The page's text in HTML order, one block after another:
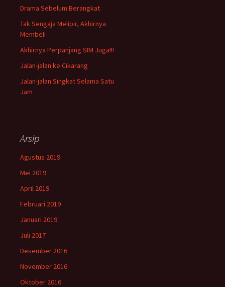
Drama Sebelum Berangkat
Tak Sengaja Melipir, Akhirnya
Membeli
Akhirnya Perpanjang SIM Juga!!!
Jalan-jalan ke Cikarang
Jalan-jalan Singkat Selama Satu
Jam
Arsip
Agustus 2019
Mei 2019
April 2019
Februari 2019
Januari 2019
Juli 2017
Desember 2016
November 2016
Oktober 2016